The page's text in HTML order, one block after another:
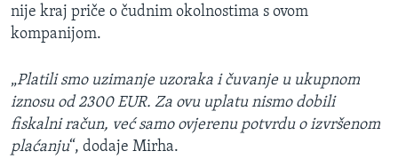
nije kraj priče o čudnim okolnostima s ovom
kompanijom.
„Platili smo uzimanje uzoraka i čuvanje u ukupnom
iznosu od 2300 EUR. Za ovu uplatu nismo dobili
fiskalni račun, već samo ovjerenu potvrdu o izvršenom
plaćanju“, dodaje Mirha.